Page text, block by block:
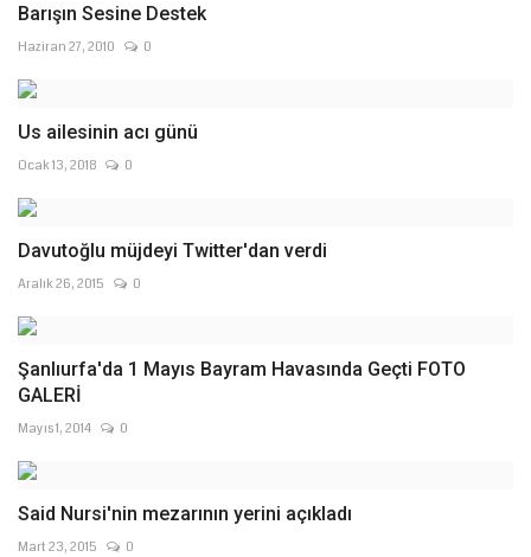
Barışın Sesine Destek
Haziran 27, 2010 0
Us ailesinin acı günü
Ocak 13, 2018 0
Davutoğlu müjdeyi Twitter'dan verdi
Aralık 26, 2015 0
Şanlıurfa'da 1 Mayıs Bayram Havasında Geçti FOTO
GALERİ
Mayıs 1, 2014 0
Said Nursi'nin mezarının yerini açıkladı
Mart 23, 2015 0